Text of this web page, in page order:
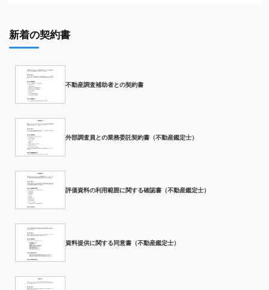
新着の契約書
不動産調査補助者との契約書
外部調査員との業務委託契約書（不動産鑑定士）
評価資料の利用範囲に関する確認書（不動産鑑定士）
資料提供に関する同意書（不動産鑑定士）